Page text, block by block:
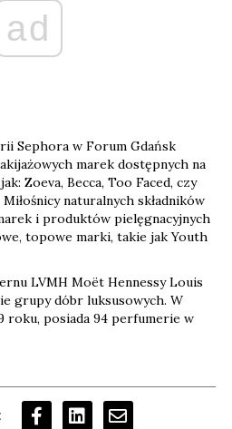
ad
Sephora w Forum Gdańsk
marek dostępnych na
Zoeva, Becca, Too Faced, czy
naturalnych składników
i produktów pielęgnacyjnych
topowe marki, takie jak Youth
LVMH Moët Hennessy Louis
grupy dóbr luksusowych. W
roku, posiada 94 perfumerie w